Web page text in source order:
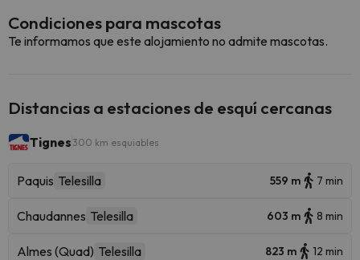
Condiciones para mascotas
Te informamos que este alojamiento no admite mascotas.
Distancias a estaciones de esquí cercanas
Tignes 300 km esquiables
Paquis Telesilla 559 m 7 min
Chaudannes Telesilla 603 m 8 min
Almes (Quad) Telesilla 823 m 12 min